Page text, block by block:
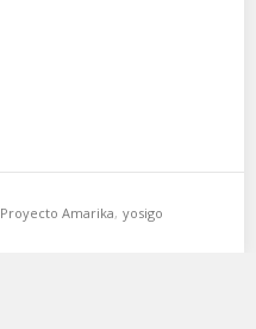
Proyecto Amarika, yosigo